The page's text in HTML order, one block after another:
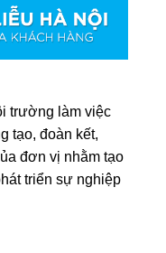
trường làm việc
tạo, đoàn kết,
đơn vị nhằm tạo
triển sự nghiệp